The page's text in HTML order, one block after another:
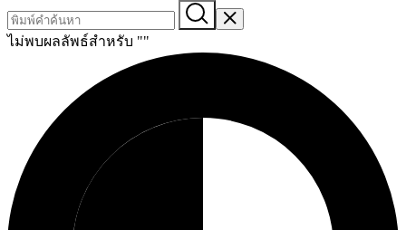
ไม่พบผลลัพธ์สำหรับ ""